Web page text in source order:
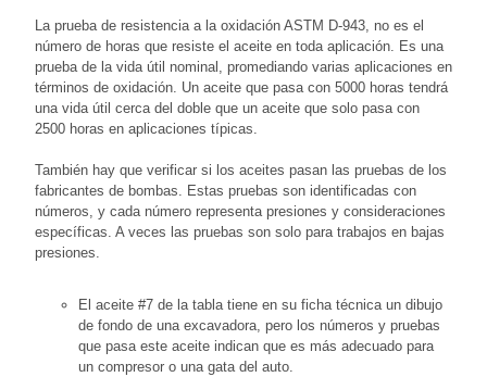
La prueba de resistencia a la oxidación ASTM D-943, no es el
número de horas que resiste el aceite en toda aplicación. Es una
prueba de la vida útil nominal, promediando varias aplicaciones en
términos de oxidación. Un aceite que pasa con 5000 horas tendrá
una vida útil cerca del doble que un aceite que solo pasa con
2500 horas en aplicaciones típicas.
También hay que verificar si los aceites pasan las pruebas de los
fabricantes de bombas. Estas pruebas son identificadas con
números, y cada número representa presiones y consideraciones
específicas. A veces las pruebas son solo para trabajos en bajas
presiones.
El aceite #7 de la tabla tiene en su ficha técnica un dibujo
de fondo de una excavadora, pero los números y pruebas
que pasa este aceite indican que es más adecuado para
un compresor o una gata del auto.